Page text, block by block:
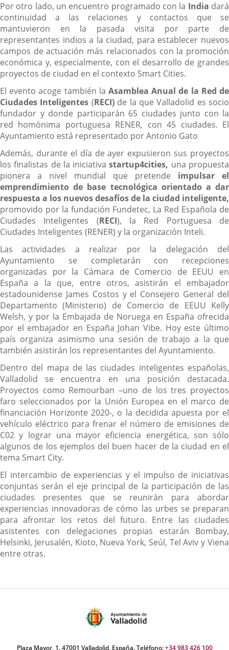
Por otro lado, un encuentro programado con la India dará
continuidad a las relaciones y contactos que se
mantuvieron en la pasada visita por parte de
representantes indios a la ciudad, para establecer nuevos
campos de actuación más relacionados con la promoción
económica y, especialmente, con el desarrollo de grandes
proyectos de ciudad en el contexto Smart Cities.
El evento acoge también la Asamblea Anual de la Red de
Ciudades Inteligentes (RECI) de la que Valladolid es socio
fundador y donde participarán 65 ciudades junto con la
red homónima portuguesa RENER, con 45 ciudades. El
Ayuntamiento está representado por Antonio Gato
Además, durante el día de ayer expusieron sus proyectos
los finalistas de la iniciativastartup4cities, una propuesta
pionera a nivel mundial que pretende impulsar el
emprendimiento de base tecnológica orientado a dar
respuesta a los nuevos desafíos de la ciudad inteligente,
promovido por la fundación Fundetec, La Red Española de
Ciudades Inteligentes (RECI), la Red Portuguesa de
Ciudades Inteligentes (RENER) y la organización Inteli.
Las actividades a realizar por la delegación del
Ayuntamiento se completarán con recepciones
organizadas por la Cámara de Comercio de EEUU en
España a la que, entre otros, asistirán el embajador
estadounidense James Costos y el Consejero General del
Departamento (Ministerio) de Comercio de EEUU Kelly
Welsh, y por la Embajada de Noruega en España ofrecida
por el embajador en España Johan Vibe. Hoy este último
país organiza asimismo una sesión de trabajo a la que
también asistirán los representantes del Ayuntamiento.
Dentro del mapa de las ciudades inteligentes españolas,
Valladolid se encuentra en una posición destacada.
Proyectos como Remourban –uno de los tres proyectos
faro seleccionados por la Unión Europea en el marco de
financiación Horizonte 2020-, o la decidida apuesta por el
vehículo eléctrico para frenar el número de emisiones de
C02 y lograr una mayor eficiencia energética, son sólo
algunos de los ejemplos del buen hacer de la ciudad en el
tema Smart City.
El intercambio de experiencias y el impulso de iniciativas
conjuntas serán el eje principal de la participación de las
ciudades presentes que se reunirán para abordar
experiencias innovadoras de cómo las urbes se preparan
para afrontar los retos del futuro. Entre las ciudades
asistentes con delegaciones propias estarán Bombay,
Helsinki, Jerusalén, Kioto, Nueva York, Seúl, Tel Aviv y Viena
entre otras.
Plaza Mayor, 1. 47001 Valladolid, España. Teléfono:+34 983 426 100